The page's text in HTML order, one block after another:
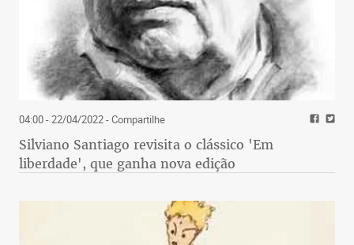
04:00 - 22/04/2022- Compartilhe
Silviano Santiago revisita o clássico 'Em
liberdade', que ganha nova edição